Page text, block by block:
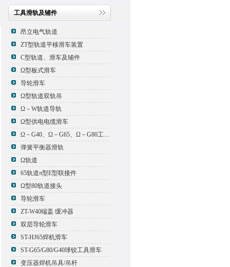
工具滑轨及辅件
昂立电气轨道
ZT型轨道平移滑车装置
C型轨道、滑车及辅件
Ω型板式滑车
导轮滑车
Ω型轨道双轨吊
Ω－W轨道导轨
Ω型供电电缆滑车
Ω－G40、Ω－G65、Ω－G80工具滑车
弹簧平衡器滑轨
Ω轨道
65轨道π型E型联接件
Ω型80轨道接头
导轮滑车
ZT-W40端盖 缓冲器
双层导轮滑车
ST-HJ65焊机滑车
ST-G65/G80/G40球铰工具滑车
变压器焊机吊具/吊杆